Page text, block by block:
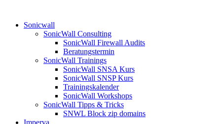
Sonicwall
SonicWall Consulting
SonicWall Firewall Audits
Beratungstermin
SonicWall Trainings
SonicWall SNSA Kurs
SonicWall SNSP Kurs
Trainingskalender
SonicWall Workshops
SonicWall Tipps & Tricks
SNWL Block zip domains
Imperva